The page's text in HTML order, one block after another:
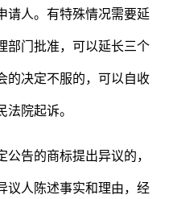
请人。有特殊情况需要延
部门批准，可以延长三个
的决定不服的，可以自收
法院起诉。
的商标提出异议的，
议人陈述事实和理由，经